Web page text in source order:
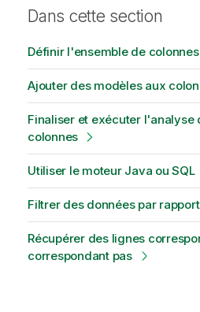
Dans cette section
Définir l'ensemble de
Ajouter des modèles aux
Finaliser et exécuter l'analyse
colonnes
Utiliser le moteur Java ou SQL
Filtrer des données par
Récupérer des lignes
correspondant pas